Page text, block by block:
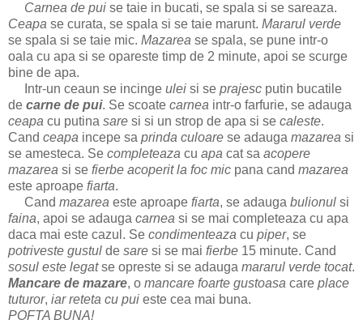
Carnea de pui se taie in bucati, se spala si se sareaza.
Ceapa se curata, se spala si se taie marunt. Mararul verde
se spala si se taie mic. Mazarea se spala, se pune intr-o
oala cu apa si se opareste timp de 2 minute, apoi se scurge
bine de apa.
Intr-un ceaun se incinge ulei si se prajesc putin bucatile
de carne de pui. Se scoate carnea intr-o farfurie, se adauga
ceapa cu putina sare si si un strop de apa si se caleste.
Cand ceapa incepe sa prinda culoare se adauga mazarea si
se amesteca. Se completeaza cu apa cat sa acopere
mazarea si se fierbe acoperit la foc mic pana cand mazarea
este aproape fiarta.
Cand mazarea este aproape fiarta, se adauga bulionul si
faina, apoi se adauga carnea si se mai completeaza cu apa
daca mai este cazul. Se condimenteaza cu piper, se
potriveste gustul de sare si se mai fierbe 15 minute. Cand
sosul este legatse opreste si se adauga mararul verde tocat.
Mancare de mazare, o mancare foarte gustoasa care place
tuturor, iar reteta cu pui este cea mai buna.
POFTA BUNA!